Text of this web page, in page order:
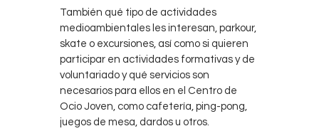
También qué tipo de actividades
medioambientales les interesan, parkour,
skate o excursiones, así como si quieren
participar en actividades formativas y de
voluntariado y qué servicios son
necesarios para ellos en el Centro de
Ocio Joven, como cafetería, ping-pong,
juegos de mesa, dardos u otros.